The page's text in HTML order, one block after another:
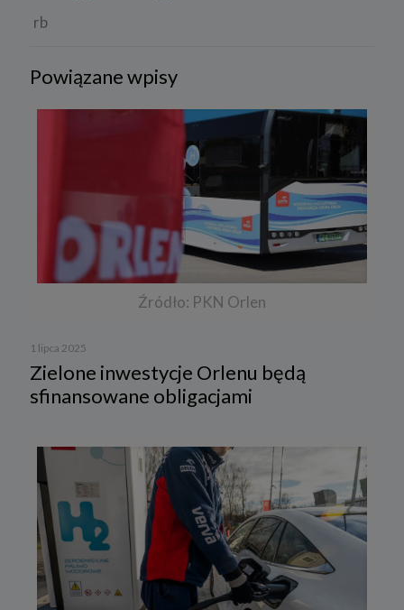
rb
Powiązane wpisy
Źródło: PKN Orlen
1 lipca 2025
Zielone inwestycje Orlenu będą
sfinansowane obligacjami